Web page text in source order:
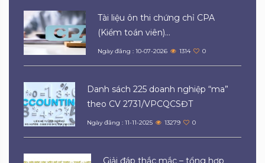
Tài liệu ôn thi chứng chỉ CPA
(Kiểm toán viên)...
Ngày đăng : 10-07-2026 1314 0
Danh sách 225 doanh nghiệp “ma”
theo CV 2731/VPCQCSĐT
Ngày đăng : 11-11-2025 13279 0
Giải đáp thắc mắc – tổng hợp